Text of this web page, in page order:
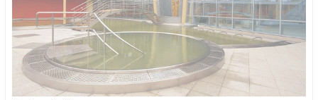
Mapa
Tištěné katalogy
O nás